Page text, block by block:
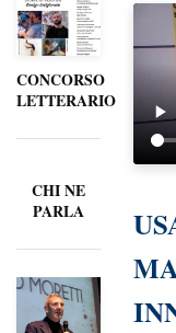
CONCORSO
LETTERARIO
CHI NE
PARLA